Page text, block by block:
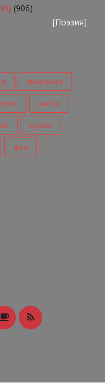
(906)
[Поэзия]
женщина
ангел
кукла
фея